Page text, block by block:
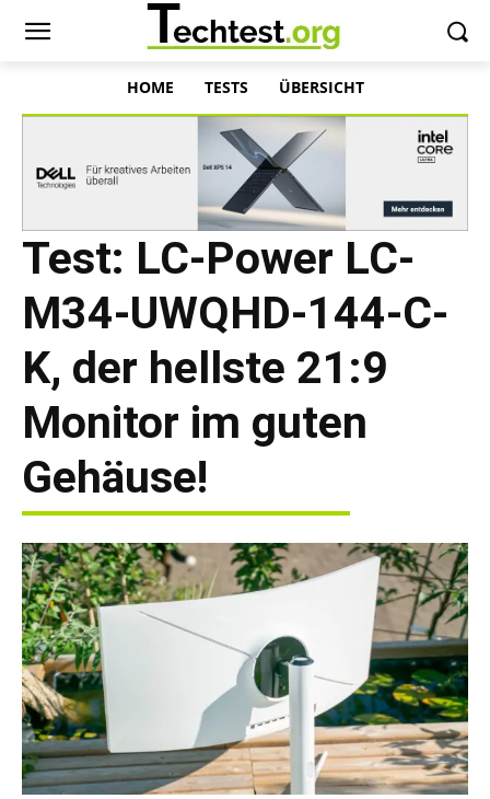
HOME TESTS ÜBERSICHT
Test: LC-Power LC-
M34-UWQHD-144-C-
K, der hellste 21:9
Monitor im guten
Gehäuse!